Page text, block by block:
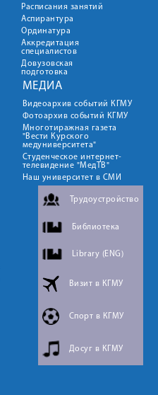
Расписания занятий
Аспирантура
Ординатура
Аккредитация
специалистов
Довузовская
подготовка
МЕДИА
Видеоархив событий КГМУ
Фотоархив событий КГМУ
Многотиражная газета
"Вести Курского
медуниверситета"
Студенческое интернет-
телевидение "МедТВ"
Наш университет в СМИ
Трудоустройство
Библиотека
Library (ENG)
Визит в КГМУ
Спорт в КГМУ
Досуг в КГМУ